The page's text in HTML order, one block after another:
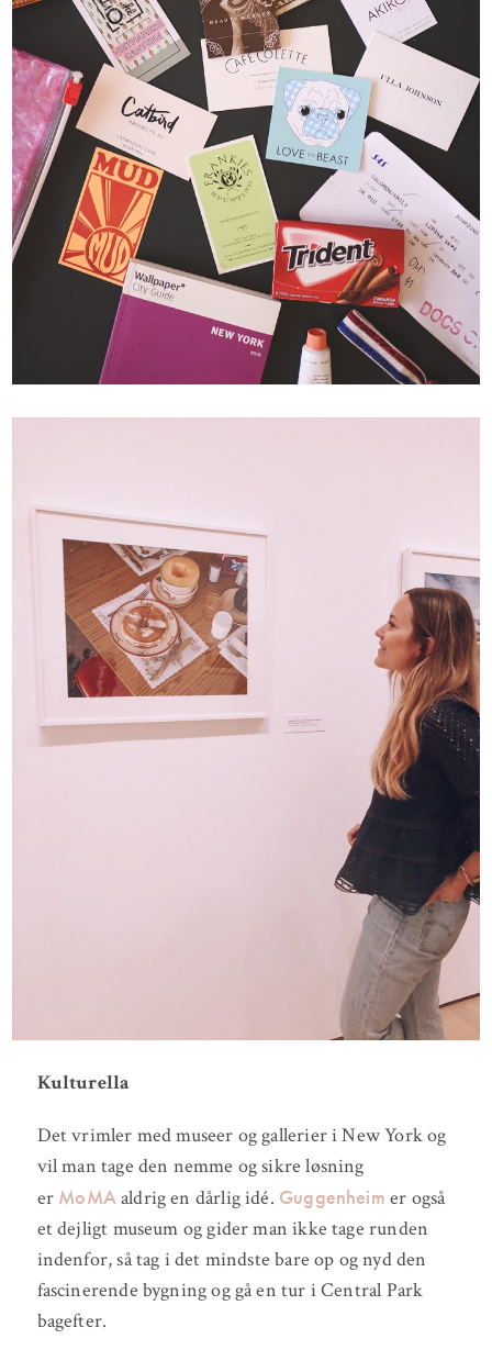
Kulturella
Det vrimler med museer og gallerier i New York og
vil man tage den nemme og sikre løsning
er MoMAaldrig en dårlig idé. Guggenheim er også
et dejligt museum og gider man ikke tage runden
indenfor, så tag i det mindste bare op og nyd den
fascinerende bygning og gå en tur i Central Park
bagefter.